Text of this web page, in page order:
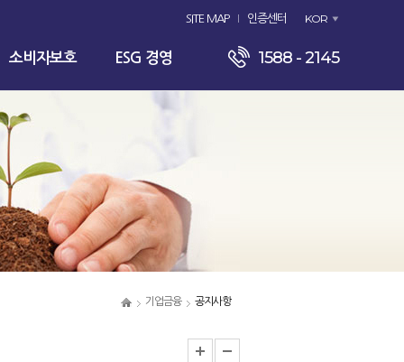
SITE MAP 인증센터 KOR
소비자보호 ESG 경영 1588 - 2145
기업금융 공지사항